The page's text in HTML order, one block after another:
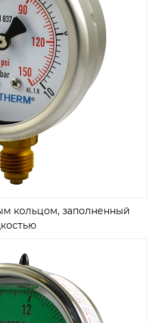
кольцом, заполненный